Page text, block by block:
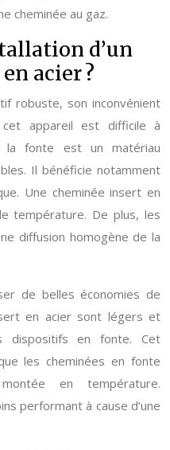
cheminée au gaz.
d’un
acier ?
robuste, son inconvénient
appareil est difficile à
la fonte est un matériau
Il bénéficie notamment
Une cheminée insert en
température. De plus, les
diffusion homogène de la
de belles économies de
en acier sont légers et
dispositifs en fonte. Cet
les cheminées en fonte
en température.
performant à cause d’une